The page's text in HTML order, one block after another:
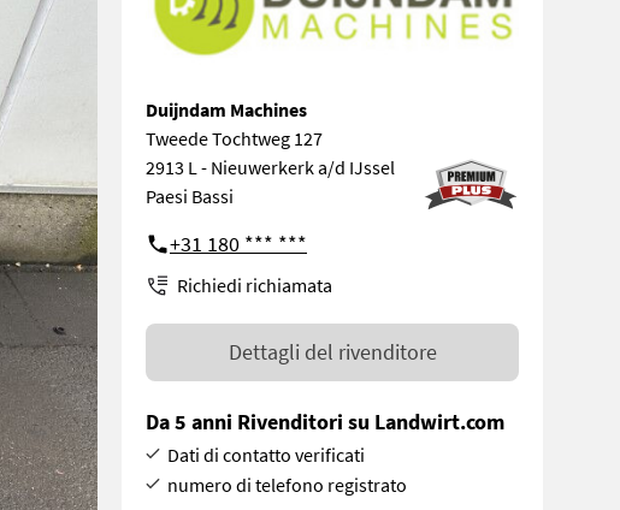
Duijndam Machines
Tweede Tochtweg 127
2913 L - Nieuwerkerk a/d IJssel
Paesi Bassi
+31 180 *** ***
Richiedi richiamata
Dettagli del rivenditore
Da 5 anni Rivenditori su Landwirt.com
Dati di contatto verificati
numero di telefono registrato